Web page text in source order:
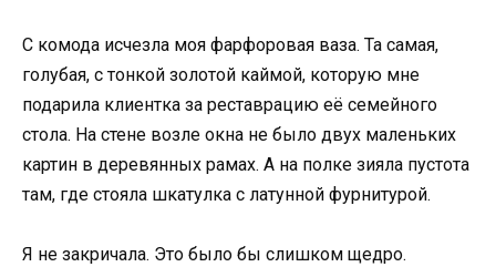
С комода исчезла моя фарфоровая ваза. Та самая,
голубая, с тонкой золотой каймой, которую мне
подарила клиентка за реставрацию её семейного
стола. На стене возле окна не было двух маленьких
картин в деревянных рамах. А на полке зияла пустота
там, где стояла шкатулка с латунной фурнитурой.
Я не закричала. Это было бы слишком щедро.